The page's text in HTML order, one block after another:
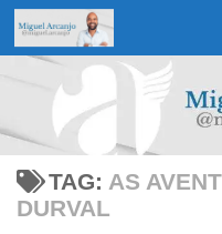
Skip to content
TAG: AS
DURVAL